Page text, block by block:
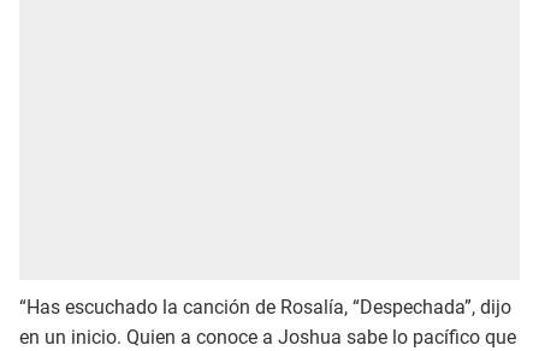
“Has escuchado la canción de Rosalía, “Despechada”, dijo
en un inicio. Quien a conoce a Joshua sabe lo pacífico que